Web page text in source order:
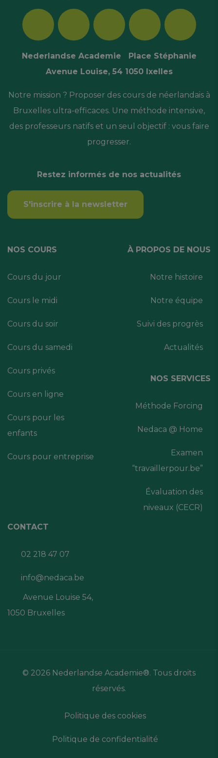
Nederlandse Academie Place Stéphanie
Avenue Louise, 54 1050 Ixelles
Notre mission ? Proposer des cours de néerlandais à
Bruxelles ultra-efficaces. Une méthode intensive,
des professeurs natifs et un seul objectif : vous faire
progresser.
Restez informés de nos actualités
S'inscrire à la newsletter
NOS COURS
Cours du jour
Cours le midi
Cours du soir
Cours du samedi
Cours privés
Cours en ligne
Cours pour les
enfants
Cours pour entreprise
À PROPOS DE NOUS
Notre histoire
Notre équipe
Suivi des progrès
Actualités
NOS SERVICES
Méthode Forcing
Nedaca @ Home
Examen
“travaillerpour.be”
Évaluation des
niveaux (CECR)
CONTACT
02 218 47 07
info@nedaca.be
Avenue Louise 54,
1050 Bruxelles
© 2026 Nederlandse Academie®. Tous droits
réservés.
Politique des cookies
Politique de confidentialité